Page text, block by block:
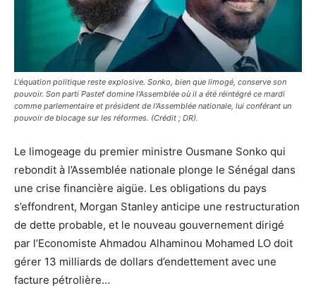
L'équation politique reste explosive. Sonko, bien que limogé, conserve son
pouvoir. Son parti Pastef domine l'Assemblée où il a été réintégré ce mardi
comme parlementaire et président de l'Assemblée nationale, lui conférant un
pouvoir de blocage sur les réformes. (Crédit ; DR).
Le limogeage du premier ministre Ousmane Sonko qui
rebondit à l’Assemblée nationale plonge le Sénégal dans
une crise financière aigüe. Les obligations du pays
s’effondrent, Morgan Stanley anticipe une restructuration
de dette probable, et le nouveau gouvernement dirigé
par l’Economiste Ahmadou Alhaminou Mohamed LO doit
gérer 13 milliards de dollars d’endettement avec une
facture pétrolière…